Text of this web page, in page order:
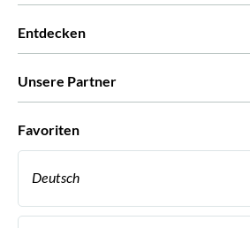
Entdecken
Unsere Partner
Werden Sie Anbieter
Favoriten
Deutsch
Italiano